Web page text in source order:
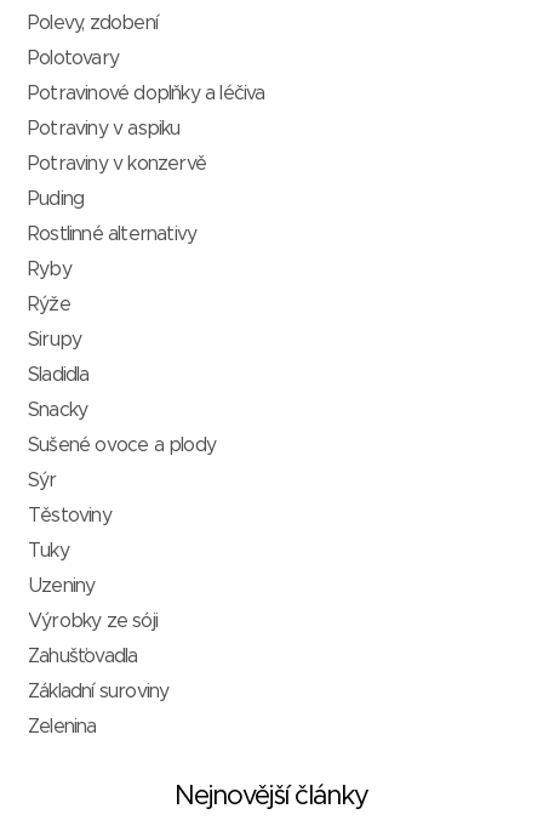
Polevy, zdobení
Polotovary
Potravinové doplňky a léčiva
Potraviny v aspiku
Potraviny v konzervě
Puding
Rostlinné alternativy
Ryby
Rýže
Sirupy
Sladidla
Snacky
Sušené ovoce a plody
Sýr
Těstoviny
Tuky
Uzeniny
Výrobky ze sóji
Zahušťovadla
Základní suroviny
Zelenina
Nejnovější články